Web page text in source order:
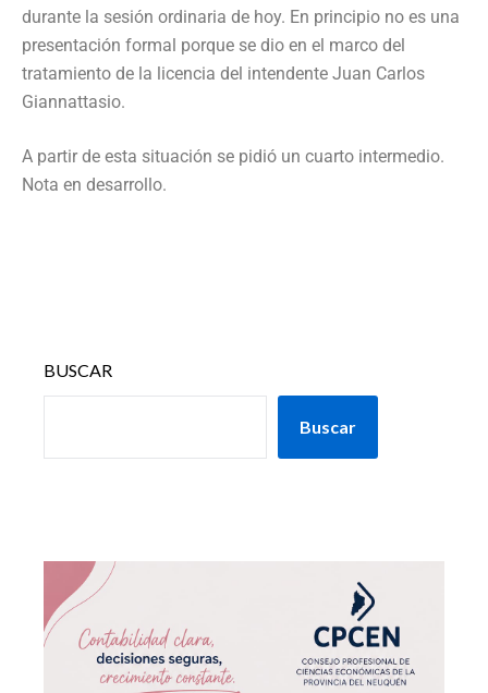
durante la sesión ordinaria de hoy. En principio no es una
presentación formal porque se dio en el marco del
tratamiento de la licencia del intendente Juan Carlos
Giannattasio.
A partir de esta situación se pidió un cuarto intermedio.
Nota en desarrollo.
BUSCAR
Buscar